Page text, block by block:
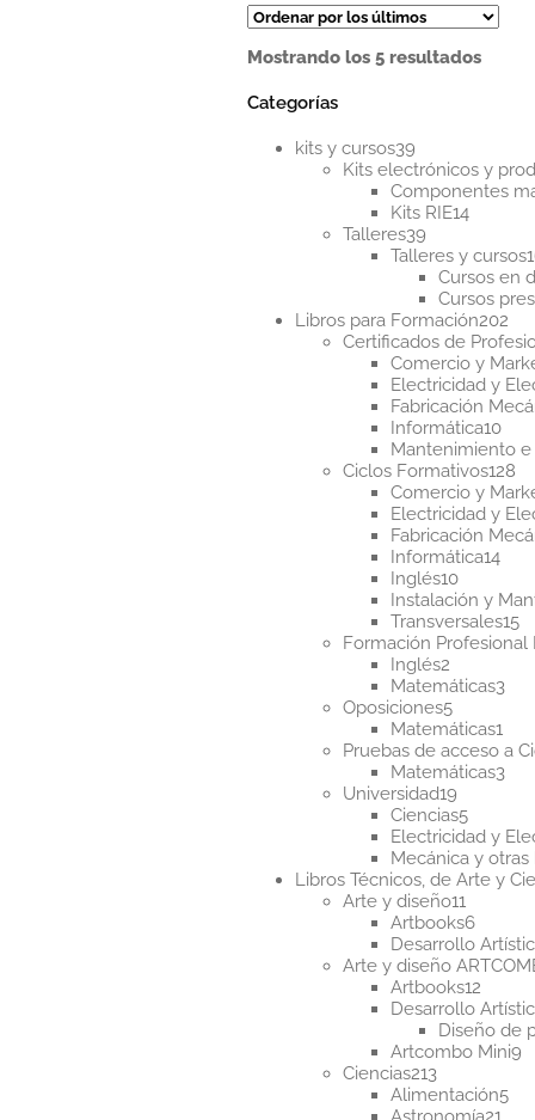
Mostrando los 5 resultados
Categorías
kits y cursos39
productos
Kits electrónicos y
Componentes
Kits RIE1414
Talleres39
productos
Talleres y cursos
Cursos en
Cursos
Libros para Formación202
Certificados de
Comercio y
Electricidad y
Fabricación
Informática1010
Mantenimiento
Ciclos Formativos128
Comercio y
Electricidad y
Fabricación
Informática1414
Inglés1010
Instalación y
Transversales1515
Formación Profesional
Inglés2
productos
Matemáticas33
Oposiciones55
productos
Matemáticas1
Pruebas de acceso a
Matemáticas33
Universidad19
productos
Ciencias55
Electricidad y
Mecánica y otras
Libros Técnicos, de Arte y
Arte y diseño11
Artbooks66
Desarrollo
Arte y diseño
Artbooks12
Desarrollo
Diseño de
Artcombo Mini9
Ciencias213213
productos
Alimentación55